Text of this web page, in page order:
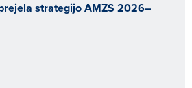
strategijo AMZS 2026–